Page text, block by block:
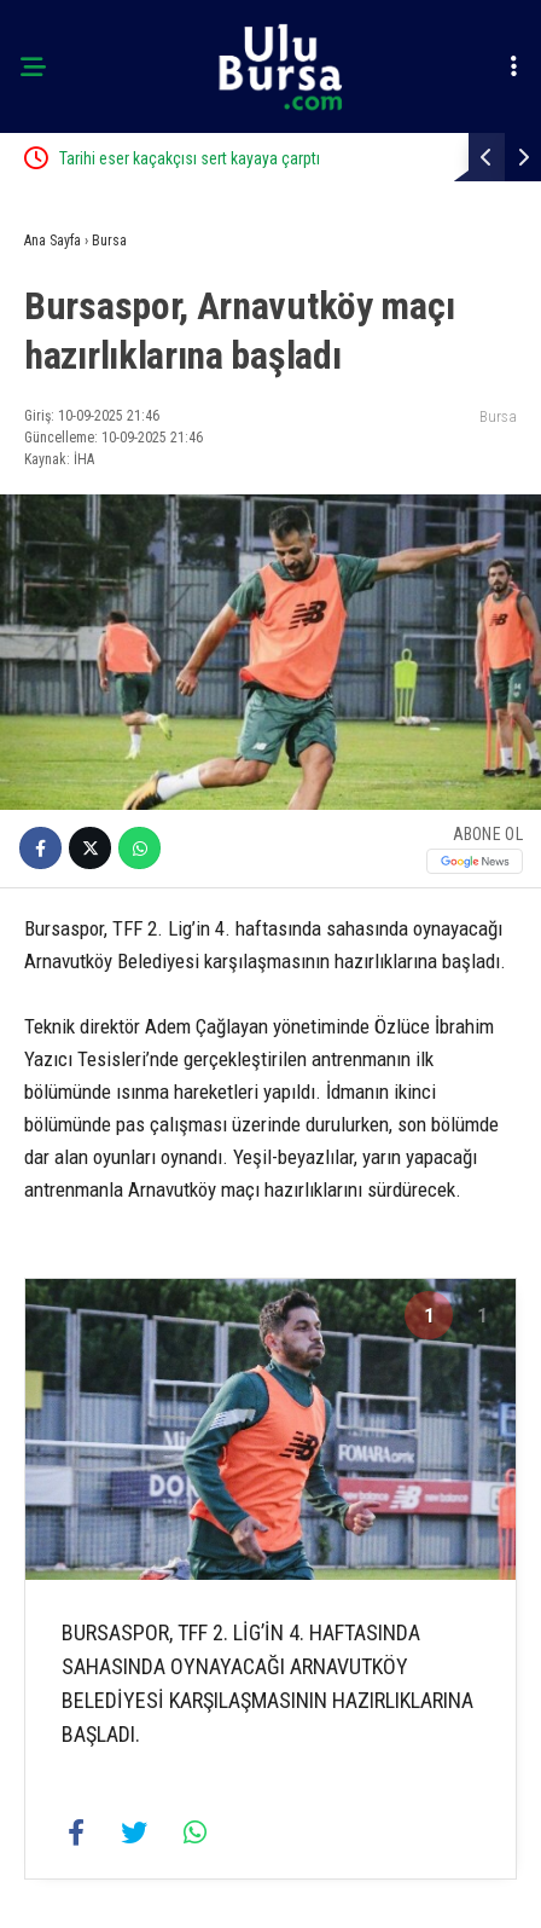
Karacabey Belediyespor’dan 5 imza birden
Ana Sayfa › Bursa
Bursaspor, Arnavutköy maçı
hazırlıklarına başladı
Giriş: 10-09-2025 21:46
Güncelleme: 10-09-2025 21:46
Kaynak: İHA
Bursa
ABONE OL
Bursaspor, TFF 2. Lig’in 4. haftasında sahasında oynayacağı
Arnavutköy Belediyesi karşılaşmasının hazırlıklarına başladı.
Teknik direktör Adem Çağlayan yönetiminde Özlüce İbrahim
Yazıcı Tesisleri’nde gerçekleştirilen antrenmanın ilk
bölümünde ısınma hareketleri yapıldı. İdmanın ikinci
bölümünde pas çalışması üzerinde durulurken, son bölümde
dar alan oyunları oynandı. Yeşil-beyazlılar, yarın yapacağı
antrenmanla Arnavutköy maçı hazırlıklarını sürdürecek.
1 1
BURSASPOR, TFF 2. LİG’İN 4. HAFTASINDA
SAHASINDA OYNAYACAĞI ARNAVUTKÖY
BELEDİYESİ KARŞILAŞMASININ HAZIRLIKLARINA
BAŞLADI.